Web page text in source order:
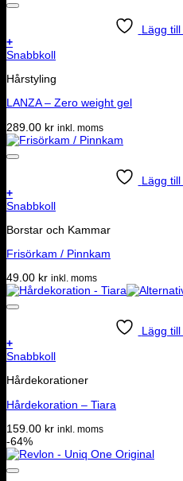
Lägg
+
Snabbkoll
Hårstyling
LANZA – Zero weight gel
289.00 kr inkl. moms
Lägg
+
Snabbkoll
Borstar och Kammar
Frisörkam / Pinnkam
49.00 kr inkl. moms
Lägg
+
Snabbkoll
Hårdekorationer
Hårdekoration – Tiara
159.00 kr inkl. moms
-64%